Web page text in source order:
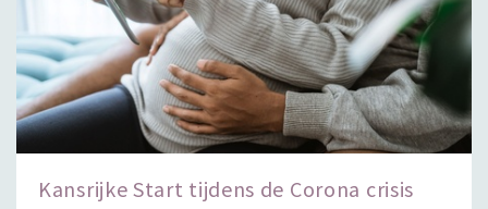
Kansrijke Start tijdens de Corona crisis